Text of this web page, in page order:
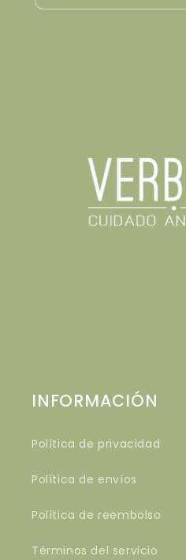
INFORMACIÓN
Política de privacidad
Política de envíos
Política de reembolso
Términos del servicio